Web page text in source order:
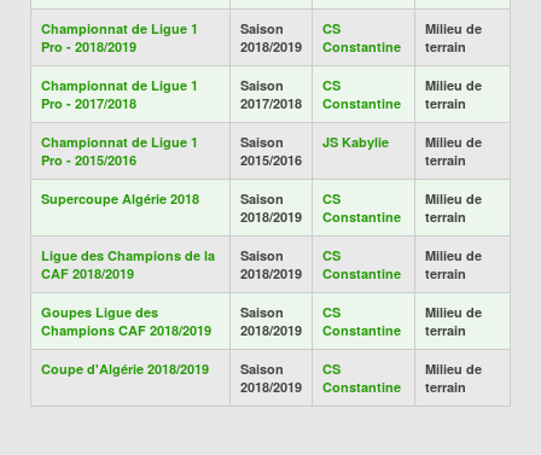
Championnat de Ligue 1
Pro - 2018/2019
Saison
2018/2019
CS
Constantine
Milieu de
terrain
Championnat de Ligue 1
Pro - 2017/2018
Saison
2017/2018
CS
Constantine
Milieu de
terrain
Championnat de Ligue 1
Pro - 2015/2016
Saison
2015/2016
JS Kabylie
Milieu de
terrain
Supercoupe Algérie 2018
Saison
2018/2019
CS
Constantine
Milieu de
terrain
Ligue des Champions de la
CAF 2018/2019
Saison
2018/2019
CS
Constantine
Milieu de
terrain
Goupes Ligue des
Champions CAF 2018/2019
Saison
2018/2019
CS
Constantine
Milieu de
terrain
Coupe d'Algérie 2018/2019
Saison
2018/2019
CS
Constantine
Milieu de
terrain